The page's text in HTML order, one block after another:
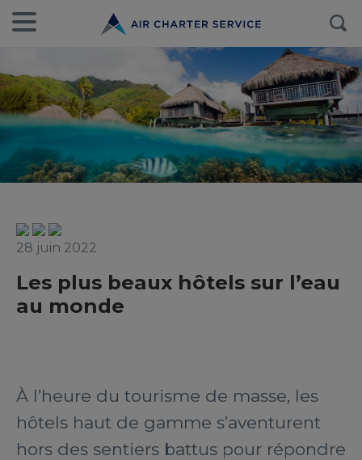
28 juin 2022
Les plus beaux hôtels sur l’eau
au monde
À l’heure du tourisme de masse, les
hôtels haut de gamme s’aventurent
hors des sentiers battus pour répondre